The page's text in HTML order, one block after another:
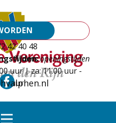
42 40 48
Tijdens openingstijden
uur | za: 11.00 uur -
uur